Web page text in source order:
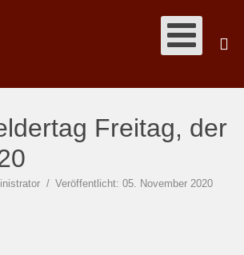
Freitag, der
Veröffentlicht: 05. November 2020